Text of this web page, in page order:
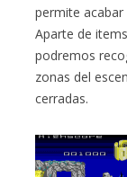
permite
Aparte de
podremos
zonas del
cerradas.